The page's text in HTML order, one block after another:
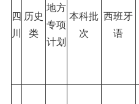
四
川
历史
类
地方
专项
计划
本科批
次
西班牙
语